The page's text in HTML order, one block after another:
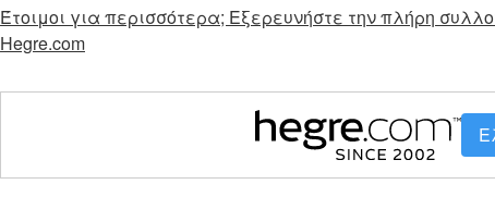
Έτοιμοι για περισσότερα; Εξερευνήστε την πλήρη
Hegre.com